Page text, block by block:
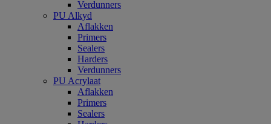
Verdunners
PU Alkyd
Aflakken
Primers
Sealers
Harders
Verdunners
PU Acrylaat
Aflakken
Primers
Sealers